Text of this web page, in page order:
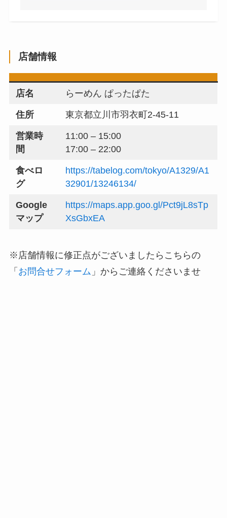
店舗情報
店名 らーめん ぱったぱた
住所 東京都立川市羽衣町2-45-11
営業時
間
11:00 – 15:00
17:00 – 22:00
食べロ
グ
https://tabelog.com/tokyo/A1329/A1
32901/13246134/
Google
マップ
https://maps.app.goo.gl/Pct9jL8sTp
XsGbxEA
※店舗情報に修正点がございましたらこちらの
「 お問合せフォーム 」からご連絡くださいませ